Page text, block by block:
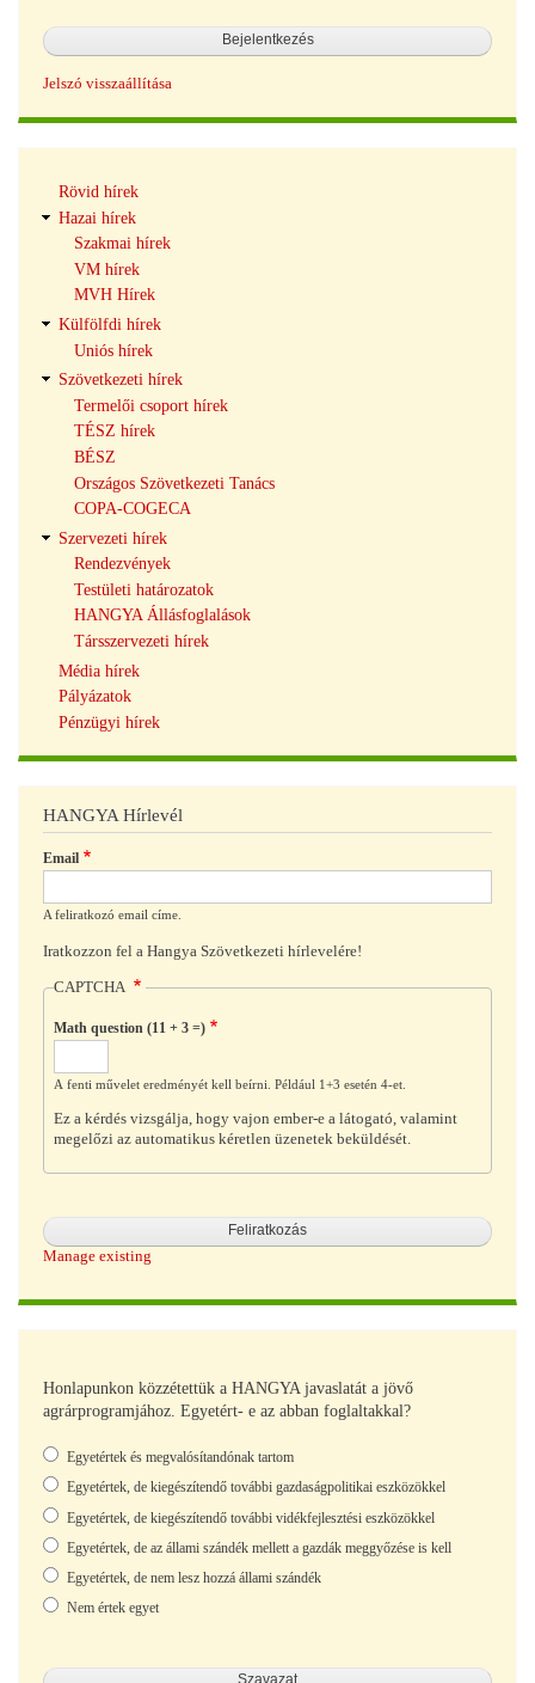
Jelszó visszaállítása
navigáció
Rövid hírek
Hazai hírek
Szakmai hírek
VM hírek
MVH Hírek
Külfölfdi hírek
Uniós hírek
Szövetkezeti hírek
Termelői csoport hírek
TÉSZ hírek
BÉSZ
Országos Szövetkezeti Tanács
COPA-COGECA
Szervezeti hírek
Rendezvények
Testületi határozatok
HANGYA Állásfoglalások
Társszervezeti hírek
Média hírek
Pályázatok
Pénzügyi hírek
HANGYA Hírlevél
Email
A feliratkozó email címe.
Iratkozzon fel a Hangya Szövetkezeti hírlevelére!
CAPTCHA
Math question (11 + 3 =)
A fenti művelet eredményét kell beírni. Például 1+3 esetén 4-et.
Ez a kérdés vizsgálja, hogy vajon ember-e a látogató, valamint
megelőzi az automatikus kéretlen üzenetek beküldését.
Manage existing
Honlapunkon közzétettük a HANGYA javaslatát a jövő
agrárprogramjához. Egyetért- e az abban foglaltakkal?
Választások
Egyetértek és megvalósítandónak tartom
Egyetértek, de kiegészítendő további gazdaságpolitikai eszközökkel
Egyetértek, de kiegészítendő további vidékfejlesztési eszközökkel
Egyetértek, de az állami szándék mellett a gazdák meggyőzése is kell
Egyetértek, de nem lesz hozzá állami szándék
Nem értek egyet